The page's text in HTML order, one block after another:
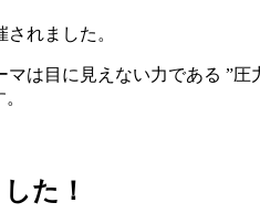
れました。
は目に見えない力である ”圧
た！